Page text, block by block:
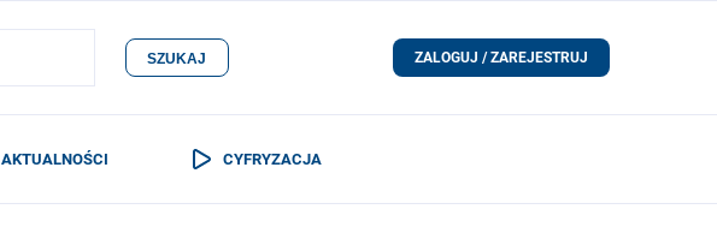
SZUKAJ ZALOGUJ / ZAREJESTRUJ
AKTUALNOŚCI CYFRYZACJA